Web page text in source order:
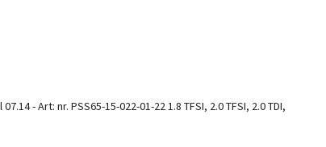
- Art: nr. PSS65-15-022-01-22 1.8 TFSI, 2.0 TFSI, 2.0 TDI,